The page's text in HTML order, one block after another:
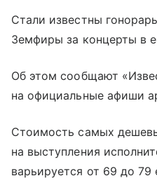
Стали известны
Земфиры за концерты в
Об этом сообщают
на официальные афиши
Стоимость самых
на выступления
варьируется от 69 до